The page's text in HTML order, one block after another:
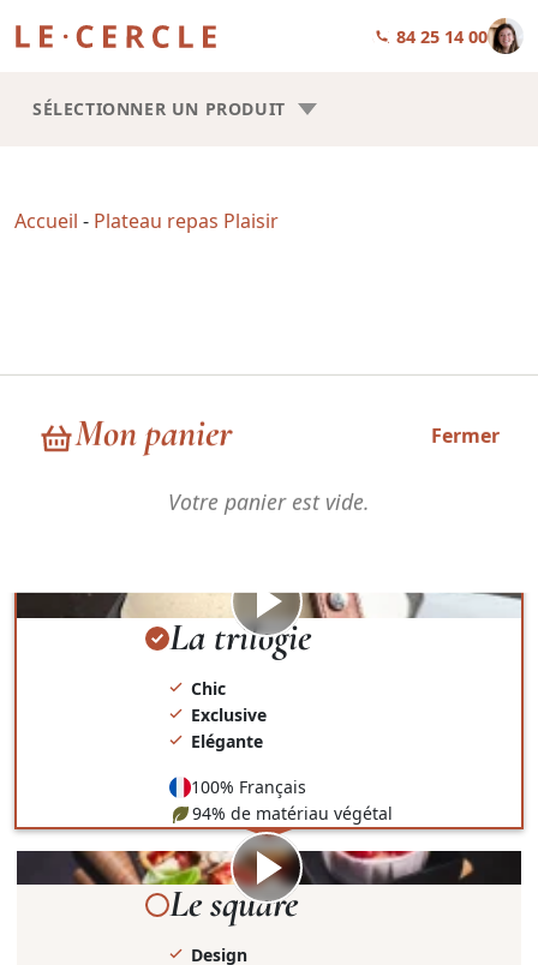
01 84 25 14 00
Mon panier Fermer
Votre panier est vide.
SÉLECTIONNER UN PRODUIT
Accueil - Plateau repas Plaisir
Plateau repas Plaisir
Choisissez la forme de vos plateaux repas : Trilogie ou Square.
Visionner
la
La trilogie
Chic
Exclusive
Elégante
100% Français
94% de matériau végétal
Visionner
la
Le square
Design